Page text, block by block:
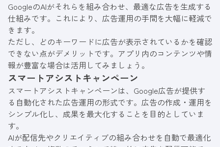
GoogleのAIがそれらを組み合わせ、最適な広告を生成する
仕組みです。これにより、広告運用の手間を大幅に軽減で
きます。
ただし、どのキーワードに広告が表示されているかを確認
できない点がデメリットです。アプリ内のコンテンツや情
報が豊富な場合は活用してみましょう。
スマートアシストキャンペーン
スマートアシストキャンペーンは、Google広告が提供す
る自動化された広告運用の形式です。広告の作成・運用を
シンプル化し、成果を最大化することを目的としていま
す。
AIが配信先やクリエイティブの組み合わせを自動で最適化